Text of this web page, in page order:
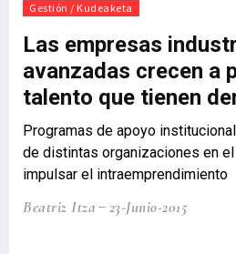
Gestión / Kudeaketa
Las empresas
avanzadas crecen a
talento que tienen
Programas de apoyo
de distintas organizaciones en
impulsar el intraemprendimiento
Beatriz Itza 23-Junio-2015